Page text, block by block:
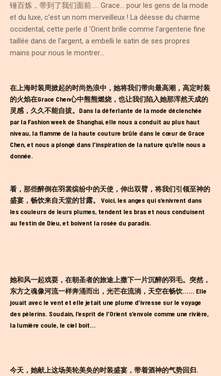
锤百炼，带到了我们面前….. Grace… pour les gens de la mode
et du luxe, c’est un nom merveilleux ! La déesse du charme
occidental, cette perle d ‘Orient brille comme l’argenterie fine
taillée dans de l’argent, a embelli le satin de ses propres
mains pour nous le montrer…
在上海时装周掀起的时尚热浪中，她将我们带向最高潮，高定时装
的火焰在Grace Chen心中熊熊燃烧，也让我们陷入她那浑然天成的
灵感，久久不能自拔。Dans la déferlante de la mode déclenchée
par la Fashion week de Shanghai, elle nous a conduit au plus haut
niveau, la flamme de la haute couture brûle dans le cœur de Grace
Chen, et nous a plongé dans l’inspiration de la nature qu’elle nous a
donnée.
看，那些醉倒在羽裳缤纷中的天使，伸出双臂，将我们引领至神的
盛宴，畅饮来自天堂的甘露。 Voici, les anges qui s’enivrent dans
les couleurs de leurs plumes, tendent les bras et nous conduisent
au festin de Dieu, et boivent la rosée du paradis.
她和风一起戏耍，在朝圣者的旅途上撒下一片沉醉的羽毛。突然，
东方之魂像河流一样奔涌而出，光芒在流淌，天空在畅饮…… Elle
jouait avec le vent et elle jetait une plume d’ivresse sur le voyage
des pèlerins. Soudain, l’esprit de l’Orient s’envole comme une rivière,
la lumière coule, le ciel boit…
今天，她献上这场美轮美奂的时装盛宴，带着酒神的气势回归.